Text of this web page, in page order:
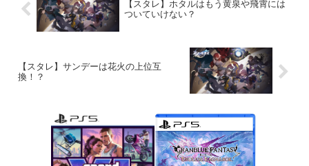
【スタレ】ホタルはもう黄泉や飛霄には
ついていけない？
【スタレ】サンデーは花火の上位互
換！？